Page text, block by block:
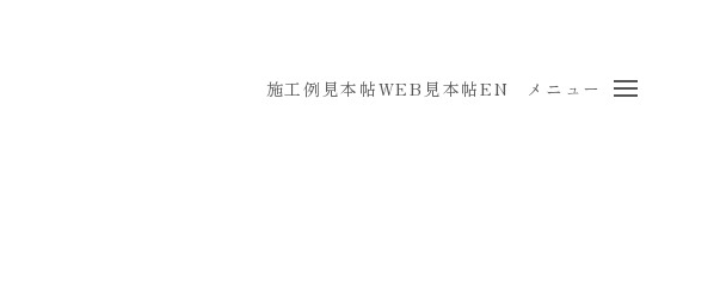
施工例 見本帖WEB見本帖EN メニュー